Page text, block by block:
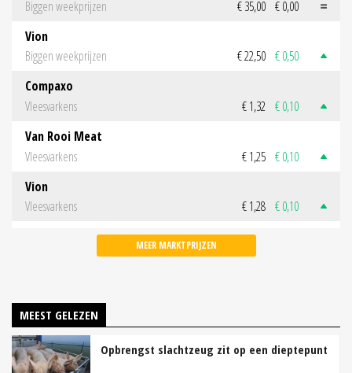
Biggen weekprijzen
€ 35,00 € 0,00
Vion
Biggen weekprijzen
€ 22,50 € 0,50
Compaxo
Vleesvarkens
€ 1,32 € 0,10
Van Rooi Meat
Vleesvarkens
€ 1,25 € 0,10
Vion
Vleesvarkens
€ 1,28 € 0,10
MEER MARKTPRIJZEN
MEEST GELEZEN
Opbrengst slachtzeug zit op een dieptepunt